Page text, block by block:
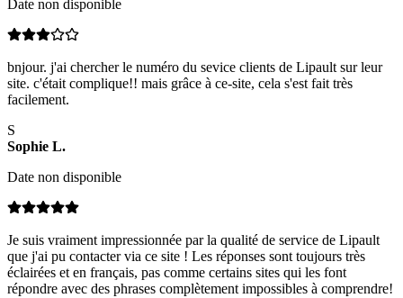
Date non disponible
bnjour. j'ai chercher le numéro du sevice clients de Lipault sur leur
site. c'était complique!! mais grâce à ce-site, cela s'est fait très
facilement.
S
Sophie L.
Date non disponible
Je suis vraiment impressionnée par la qualité de service de Lipault
que j'ai pu contacter via ce site ! Les réponses sont toujours très
éclairées et en français, pas comme certains sites qui les font
répondre avec des phrases complètement impossibles à comprendre!